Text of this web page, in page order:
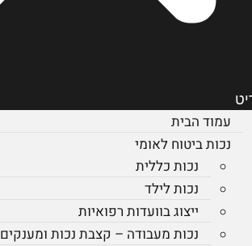
עמוד הבית
נכות ביטוח לאומי
נכות כללית
נכות לילד
ייצוג בוועדות רפואיות
נכות מעבודה – קצבת נכות